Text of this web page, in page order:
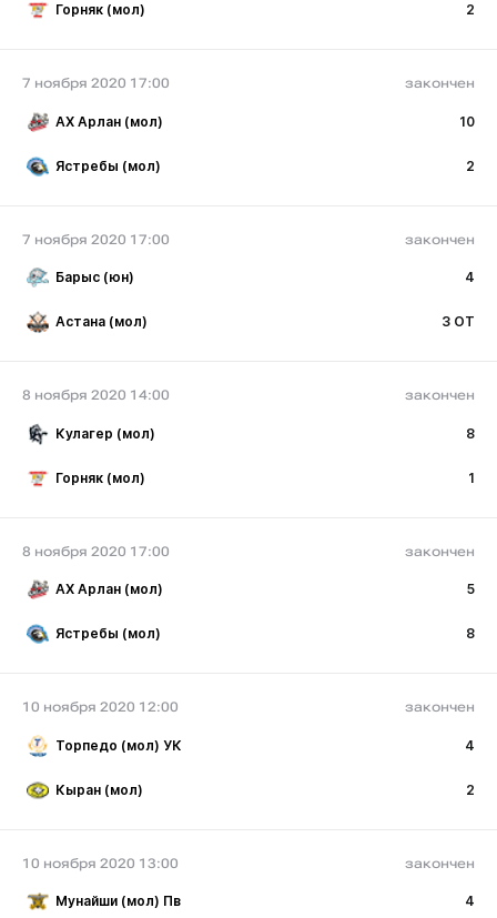
Горняк (мол) 2
7 ноября 2020 17:00 закончен
АХ Арлан (мол) 10
Ястребы (мол) 2
7 ноября 2020 17:00 закончен
Барыс (юн) 4
Астана (мол) 3 ОТ
8 ноября 2020 14:00 закончен
Кулагер (мол) 8
Горняк (мол) 1
8 ноября 2020 17:00 закончен
АХ Арлан (мол) 5
Ястребы (мол) 8
10 ноября 2020 12:00 закончен
Торпедо (мол) УК 4
Кыран (мол) 2
10 ноября 2020 13:00 закончен
Мунайши (мол) Пв 4